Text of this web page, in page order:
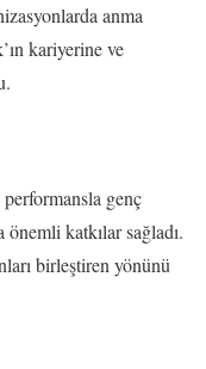
anma
kariyerine ve
genç
katkılar sağladı.
birleştiren yönünü